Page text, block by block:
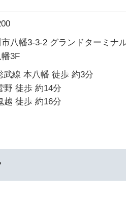
八幡3-3-2 グランドターミナ
3F
武線 本八幡 徒歩 約3分
野 徒歩 約14分
越 徒歩 約16分